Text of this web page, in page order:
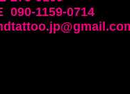
090-1159-0714